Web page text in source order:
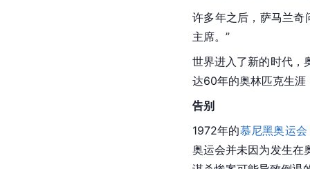
许多年之后， 萨马兰奇
主席。”
世界进入了新的时代，
达60年的奥林匹克生涯
告别
1972年的慕尼黑奥运会
奥运会并未因为发生在